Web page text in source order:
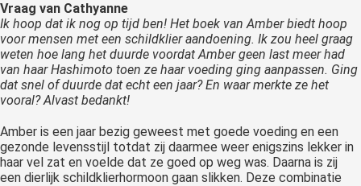
Vraag van Cathyanne
Ik hoop dat ik nog op tijd ben! Het boek van Amber biedt hoop
voor mensen met een schildklier aandoening. Ik zou heel graag
weten hoe lang het duurde voordat Amber geen last meer had
van haar Hashimoto toen ze haar voeding ging aanpassen. Ging
dat snel of duurde dat echt een jaar? En waar merkte ze het
vooral? Alvast bedankt!
Amber is een jaar bezig geweest met goede voeding en een
gezonde levensstijl totdat zij daarmee weer enigszins lekker in
haar vel zat en voelde dat ze goed op weg was. Daarna is zij
een dierlijk schildklierhormoon gaan slikken. Deze combinatie